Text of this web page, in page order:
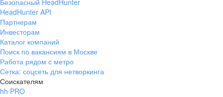
Безопасный HeadHunter
HeadHunter API
Партнерам
Инвесторам
Каталог компаний
Поиск по вакансиям в Москве
Работа рядом с метро
Сетка: соцсеть для нетворкинга
Соискателям
hh PRO